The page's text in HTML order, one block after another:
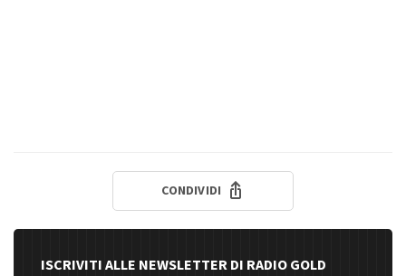
CONDIVIDI
ISCRIVITI ALLE NEWSLETTER DI RADIO GOLD